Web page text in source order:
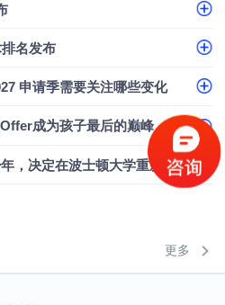
名发布
申请季需要关注哪些变化
成为孩子最后的巅峰
钟美美：那个13岁的模仿少年，决定在波士顿大学重新定义自己
更多